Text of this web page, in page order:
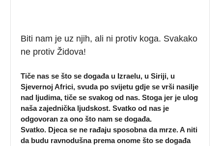
Biti nam je uz njih, ali ni protiv koga. Svakako
ne protiv Židova!
Tiče nas se što se događa u Izraelu, u Siriji, u
Sjevernoj Africi, svuda po svijetu gdje se vrši nasilje
nad ljudima, tiče se svakog od nas. Stoga jer je ulog
naša zajednička ljudskost. Svatko od nas je
odgovoran za ono što nam se događa.
Svatko. Djeca se ne rađaju sposobna da mrze. A niti
da budu ravnodušna prema onome što se događa